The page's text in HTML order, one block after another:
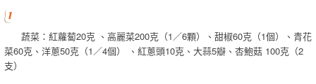
蔬菜：紅蘿蔔20克 、高麗菜200克（1／6顆）、甜椒60克（1個）、青花
菜60克、洋蔥50克（1／4個） 、紅蔥頭10克、大蒜5瓣、杏鮑菇 100克（2
支）